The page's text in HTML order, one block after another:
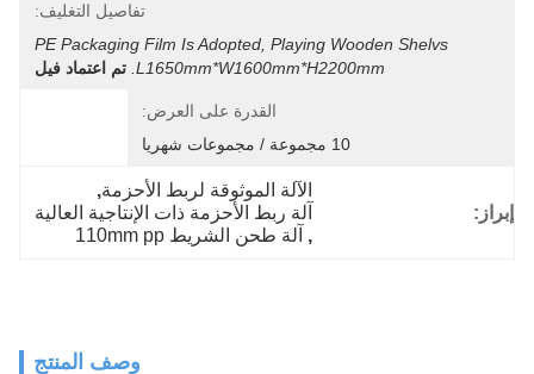
تفاصيل التغليف:
PE Packaging Film Is Adopted, Playing Wooden Shelvs
L1650mm*W1600mm*H2200mm. تم اعتماد فيل
القدرة على العرض:
10 مجموعة / مجموعات شهريا
إبراز:
الآلة الموثوقة لربط الأحزمة,
آلة ربط الأحزمة ذات الإنتاجية العالية
, آلة طحن الشريط 110mm pp
وصف المنتج